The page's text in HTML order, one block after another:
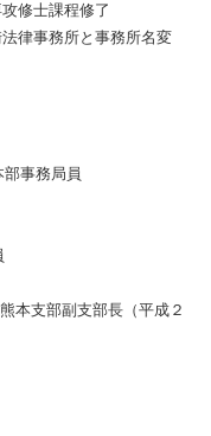
修士課程修了
律事務所と事務所名変
事務局員
本支部副支部長（平成２